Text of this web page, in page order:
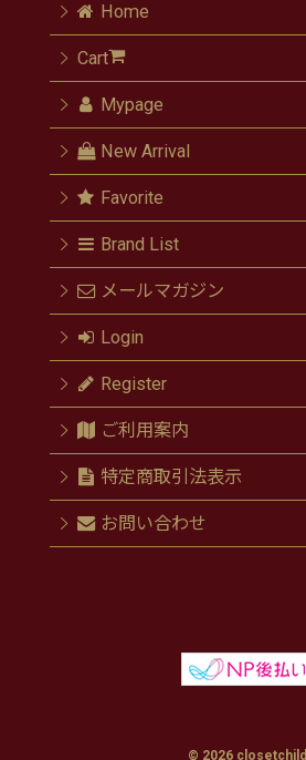
Home
Cart
Mypage
New Arrival
Favorite
Brand List
メールマガジン
Login
Register
ご利用案内
特定商取引法表示
お問い合わせ
© 2026 closetchild